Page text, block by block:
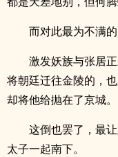
而对此最为不满
激发妖族与张居正
将朝廷迁往金陵的，
却将他给抛在了京城。
这倒也罢了，最
太子一起南下。